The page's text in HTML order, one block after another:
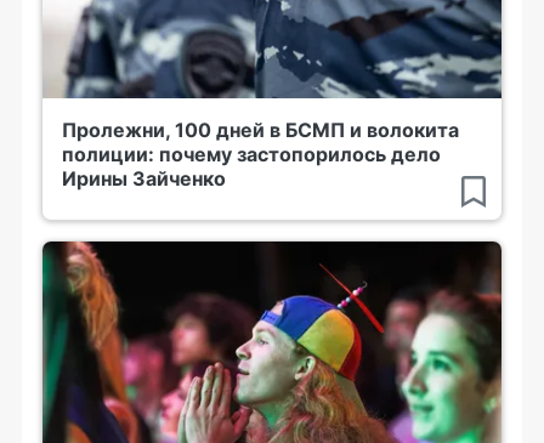
Пролежни, 100 дней в БСМП и волокита
полиции: почему застопорилось дело
Ирины Зайченко